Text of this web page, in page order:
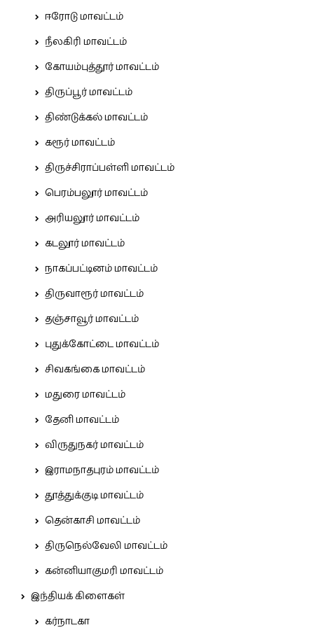
ஈரோடு மாவட்டம்
நீலகிரி மாவட்டம்
கோயம்புத்தூர் மாவட்டம்
திருப்பூர் மாவட்டம்
திண்டுக்கல் மாவட்டம்
கரூர் மாவட்டம்
திருச்சிராப்பள்ளி மாவட்டம்
பெரம்பலூர் மாவட்டம்
அரியலூர் மாவட்டம்
கடலூர் மாவட்டம்
நாகப்பட்டினம் மாவட்டம்
திருவாரூர் மாவட்டம்
தஞ்சாவூர் மாவட்டம்
புதுக்கோட்டை மாவட்டம்
சிவகங்கை மாவட்டம்
மதுரை மாவட்டம்
தேனி மாவட்டம்
விருதுநகர் மாவட்டம்
இராமநாதபுரம் மாவட்டம்
தூத்துக்குடி மாவட்டம்
தென்காசி மாவட்டம்
திருநெல்வேலி மாவட்டம்
கன்னியாகுமரி மாவட்டம்
இந்தியக் கிளைகள்
கர்நாடகா